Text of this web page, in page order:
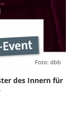
Foto: dbb
des Innern für